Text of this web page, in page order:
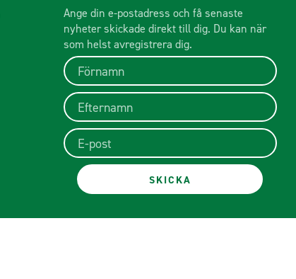
Ange din e-postadress och få senaste
nyheter skickade direkt till dig. Du kan när
som helst avregistrera dig.